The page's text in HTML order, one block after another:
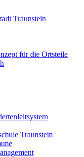
Traunstein
für die Ortsteile
Traunstein